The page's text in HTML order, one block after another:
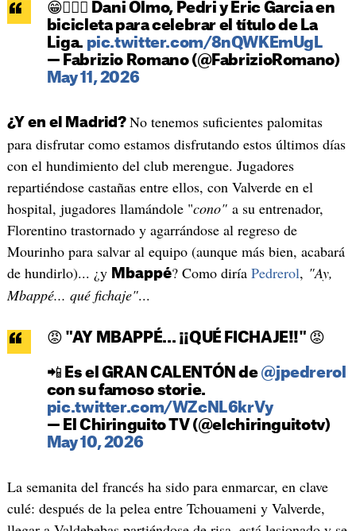
😁🚴🏼‍♂️ Dani Olmo, Pedri y Eric Garcia en
bicicleta para celebrar el título de La
Liga. pic.twitter.com/8nQWKEmUgL
— Fabrizio Romano (@FabrizioRomano)
May 11, 2026
¿Y en el Madrid? No tenemos suficientes palomitas
para disfrutar como estamos disfrutando estos últimos días
con el hundimiento del club merengue. Jugadores
repartiéndose castañas entre ellos, con Valverde en el
hospital, jugadores llamándole "cono"a su entrenador,
Florentino trastornado y agarrándose al regreso de
Mourinho para salvar al equipo (aunque más bien, acabará
de hundirlo)... ¿y Mbappé? Como diría Pedrerol, "Ay,
Mbappé... qué fichaje"...
😡 "AY MBAPPÉ... ¡¡QUÉ FICHAJE!!" 😡
📲 Es el GRAN CALENTÓN de @jpedrerol
con su famoso storie.
pic.twitter.com/WZcNL6krVy
— El Chiringuito TV (@elchiringuitotv)
May 10, 2026
La semanita del francés ha sido para enmarcar, en clave
culé: después de la pelea entre Tchouameni y Valverde,